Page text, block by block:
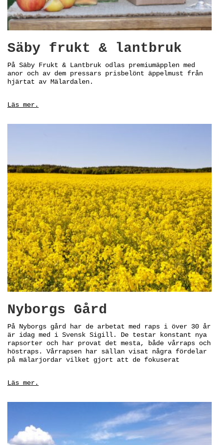
Säby frukt & lantbruk
På Säby Frukt & Lantbruk odlas premiumäpplen med
anor och av dem pressars prisbelönt äppelmust från
hjärtat av Mälardalen.
Läs mer.
Nyborgs Gård
På Nyborgs gård har de arbetat med raps i över 30 år
är idag med i Svensk Sigill. De testar konstant nya
rapsorter och har provat det mesta, både vårraps och
höstraps. Vårrapsen har sällan visat några fördelar
på mälarjordar vilket gjort att de fokuserat
Läs mer.